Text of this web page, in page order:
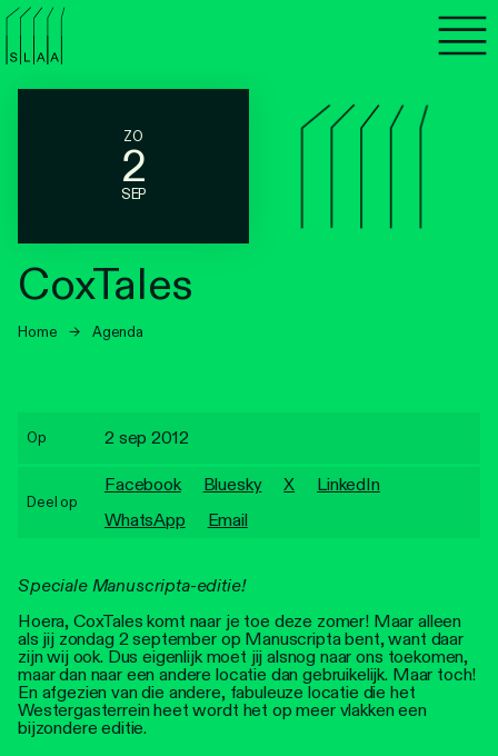
ZO
2
SEP
CoxTales
Home → Agenda
Speciale Manuscripta-editie!
Hoera, CoxTales komt naar je toe deze zomer! Maar alleen
als jij zondag 2 september op Manuscripta bent, want daar
zijn wij ook. Dus eigenlijk moet jij alsnog naar ons toekomen,
maar dan naar een andere locatie dan gebruikelijk. Maar toch!
En afgezien van die andere, fabuleuze locatie die het
Westergasterrein heet wordt het op meer vlakken een
bijzondere editie.
Op 2 sep 2012
Deel op
Facebook Bluesky X
LinkedIn
WhatsApp
Email
Agenda
Luisteren
Nieuwsbrief
Personen
Stadsdichter